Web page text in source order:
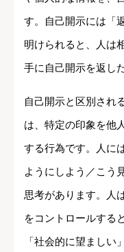
す。自己開示には「
明けられると、人は
手に自己開示を返し
自己開示と区別され
は、特定の印象を他
する行為です。人に
ようにしよう／こう
思考があります。人
をコントロールする
「社会的に望ましい